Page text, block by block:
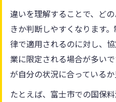
違いを理解することで、ど
きか判断しやすくなります
律で適用されるのに対し、
業に限定される場合が多い
が自分の状況に合っているか
たとえば、富士市での国保